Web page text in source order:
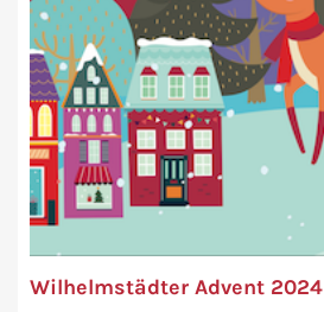
Wilhelmstädter Advent 2024